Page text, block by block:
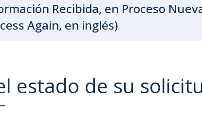
Recibida, en Proceso
Again, en inglés)
estado de su